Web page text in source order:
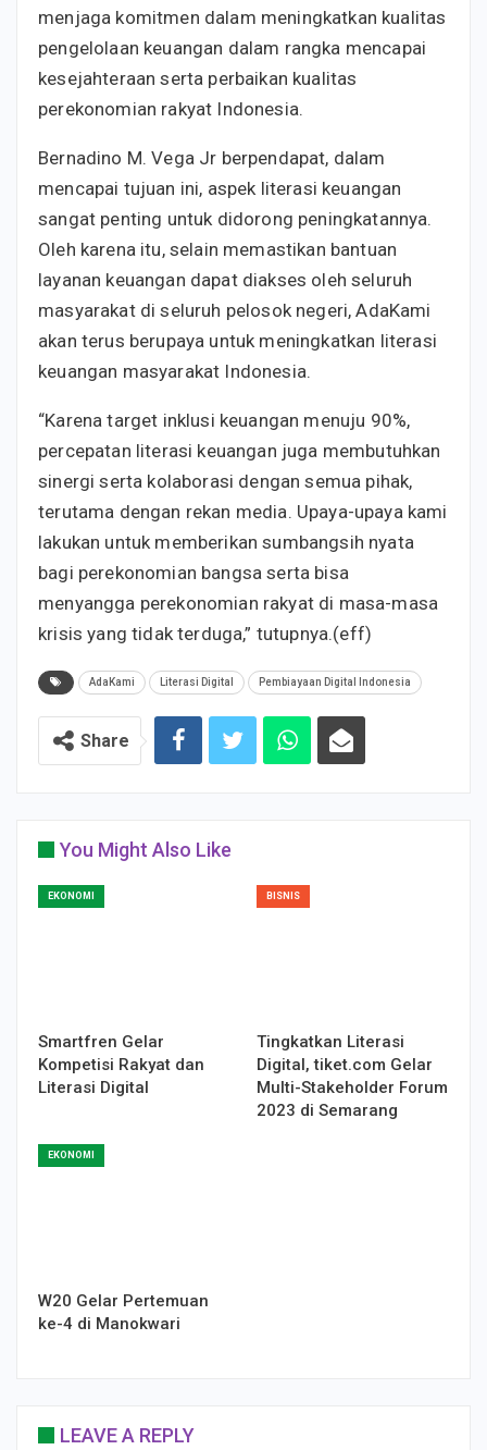
menjaga komitmen dalam meningkatkan kualitas
pengelolaan keuangan dalam rangka mencapai
kesejahteraan serta perbaikan kualitas
perekonomian rakyat Indonesia.
Bernadino M. Vega Jr berpendapat, dalam
mencapai tujuan ini, aspek literasi keuangan
sangat penting untuk didorong peningkatannya.
Oleh karena itu, selain memastikan bantuan
layanan keuangan dapat diakses oleh seluruh
masyarakat di seluruh pelosok negeri, AdaKami
akan terus berupaya untuk meningkatkan literasi
keuangan masyarakat Indonesia.
“Karena target inklusi keuangan menuju 90%,
percepatan literasi keuangan juga membutuhkan
sinergi serta kolaborasi dengan semua pihak,
terutama dengan rekan media. Upaya-upaya kami
lakukan untuk memberikan sumbangsih nyata
bagi perekonomian bangsa serta bisa
menyangga perekonomian rakyat di masa-masa
krisis yang tidak terduga,” tutupnya.(eff)
AdaKami Literasi Digital Pembiayaan Digital Indonesia
Share
You Might Also Like
EKONOMI
Smartfren Gelar
Kompetisi Rakyat dan
Literasi Digital
BISNIS
Tingkatkan Literasi
Digital, tiket.com Gelar
Multi-Stakeholder Forum
2023 di Semarang
EKONOMI
W20 Gelar Pertemuan
ke-4 di Manokwari
LEAVE A REPLY